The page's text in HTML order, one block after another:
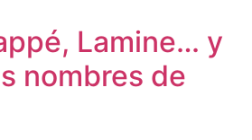
Lamine… y
nombres de